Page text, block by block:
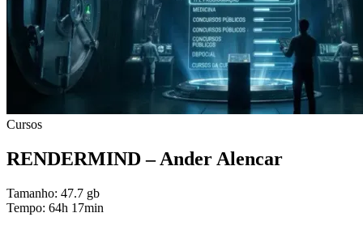
Cursos
RENDERMIND – Ander Alencar
Tamanho: 47.7 gb
Tempo: 64h 17min